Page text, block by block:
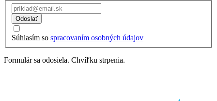
Odoslať
Súhlasím so spracovaním osobných údajov
Formulár sa odosiela. Chvíľku strpenia.